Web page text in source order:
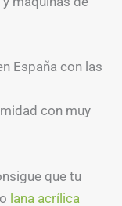
España con las
con muy
que tu
lana acrílica